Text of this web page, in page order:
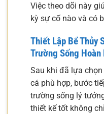
Việc theo dõi này
kỳ sự cố nào và có
Thiết Lập Bể Thủy
Trường Sống Hoàn
Sau khi đã lựa
cá phù hợp, bước
trường sống lý
thiết kế tốt không